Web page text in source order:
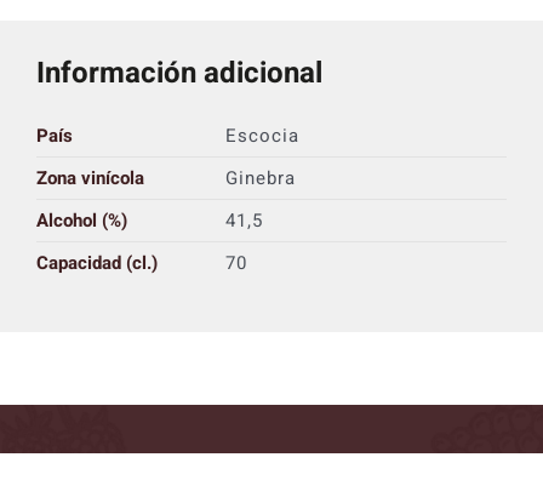
Información adicional
País
Escocia
Zona vinícola
Ginebra
Alcohol (%)
41,5
Capacidad (cl.)
70